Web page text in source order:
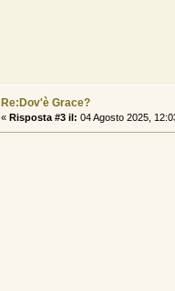
Re:Dov'è Grace?
« Risposta #3 il: 04 Agosto 2025,